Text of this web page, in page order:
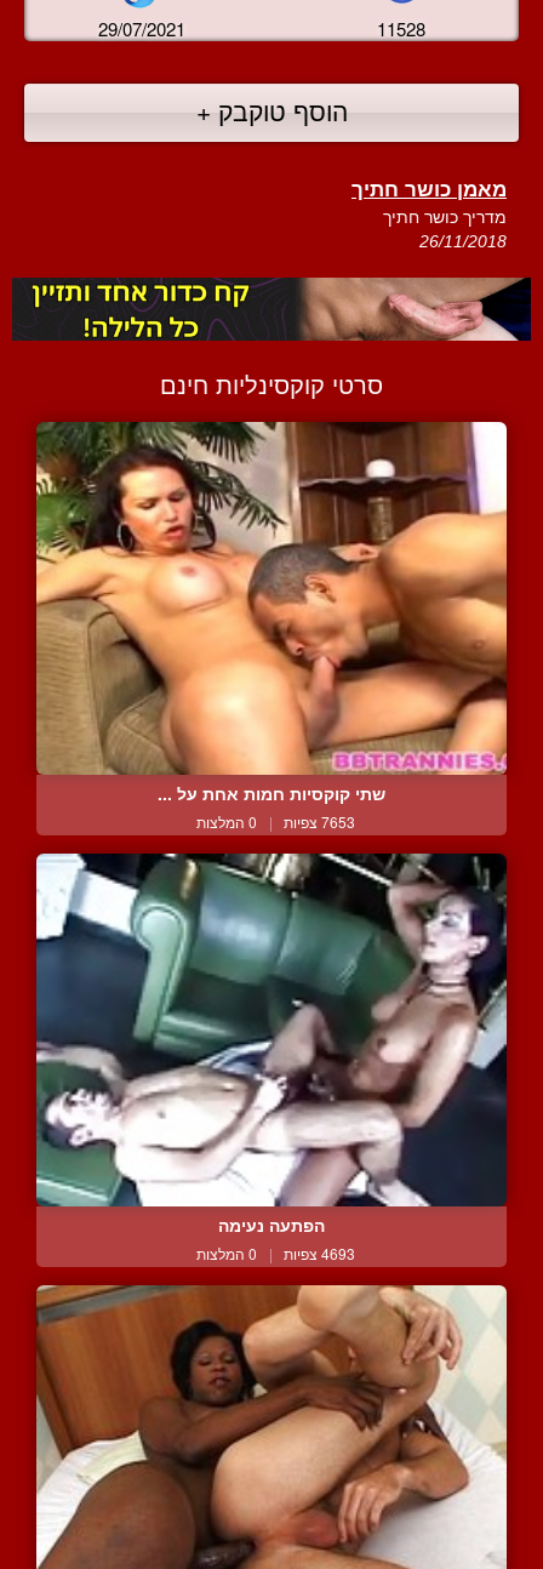
29/07/2021 11528
הוסף טוקבק +
מאמן כושר חתיך
מדריך כושר חתיך
26/11/2018
סרטי קוקסינליות חינם
שתי קוקסיות חמות אחת על ...
7653 צפיות | 0 המלצות
הפתעה נעימה
4693 צפיות | 0 המלצות